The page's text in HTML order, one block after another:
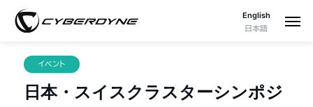
English
日本語
イベント
日本・スイスクラスターシンポジ